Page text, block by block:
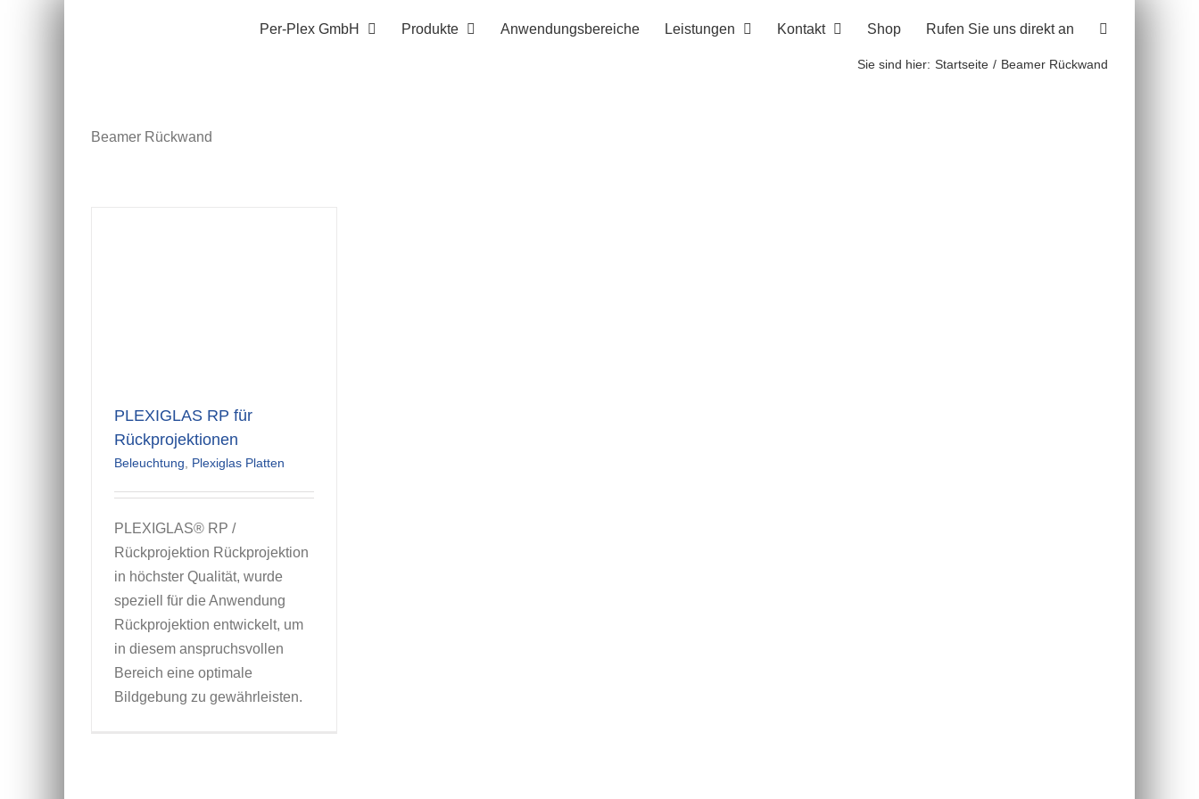
Per-Plex GmbH Produkte Anwendungsbereiche Leistungen Kontakt Shop Rufen Sie uns direkt an
Sie sind hier: Startseite Beamer Rückwand
Beamer Rückwand
PLEXIGLAS RP für
Rückprojektionen
Beleuchtung, Plexiglas Platten
PLEXIGLAS® RP /
Rückprojektion Rückprojektion
in höchster Qualität, wurde
speziell für die Anwendung
Rückprojektion entwickelt, um
in diesem anspruchsvollen
Bereich eine optimale
Bildgebung zu gewährleisten.